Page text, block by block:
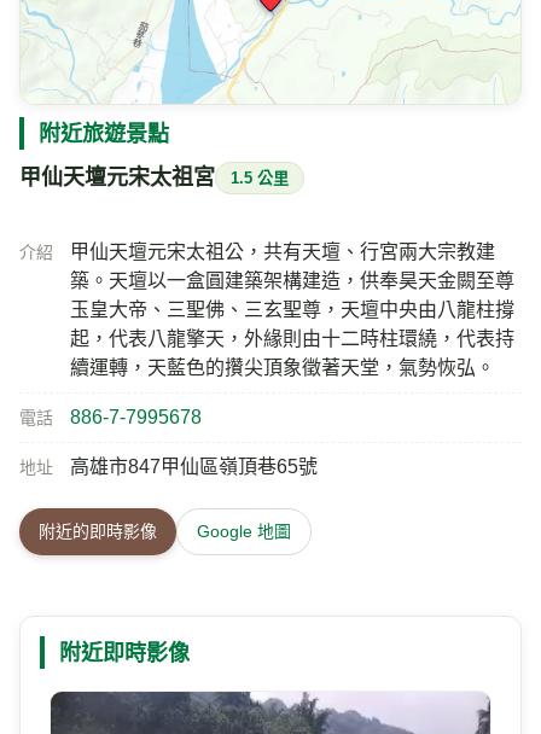
附近旅遊景點
甲仙天壇元宋太祖宮 1.5 公里
介紹
甲仙天壇元宋太祖公，共有天壇、行宮兩大宗教建
築。天壇以一盒圓建築架構建造，供奉昊天金闕至尊
玉皇大帝、三聖佛、三玄聖尊，天壇中央由八龍柱撐
起，代表八龍擎天，外緣則由十二時柱環繞，代表持
續運轉，天藍色的攢尖頂象徵著天堂，氣勢恢弘。
電話 886-7-7995678
地址 高雄市847甲仙區嶺頂巷65號
附近的即時影像 Google 地圖
附近即時影像